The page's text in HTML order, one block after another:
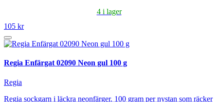
4 i lager
105 kr
Regia Enfärgat 02090 Neon gul 100 g
Regia
Regia sockgarn i läckra neonfärger. 100 gram per nystan som räcker